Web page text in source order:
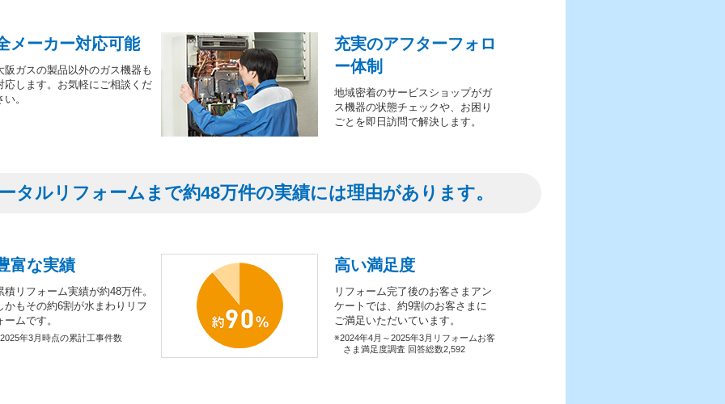
メーカー対応可能
阪ガスの製品以外のガス機器も
応します。お気軽にご相談くだ
い。
充実のアフターフォロ
ー体制
地域密着のサービスショップがガ
ス機器の状態チェックや、お困り
ごとを即日訪問で解決します。
タルリフォームまで約48万件の実績には理由があります。
富な実績
積リフォーム実績が約48万件。
かもその約6割が水まわりリフ
ームです。
年3月時点の累計工事件数
高い満足度
リフォーム完了後のお客さまアン
ケートでは、約9割のお客さまに
ご満足いただいています。
※2024年4月～2025年3月リフォームお客
さま満足度調査 回答総数2,592